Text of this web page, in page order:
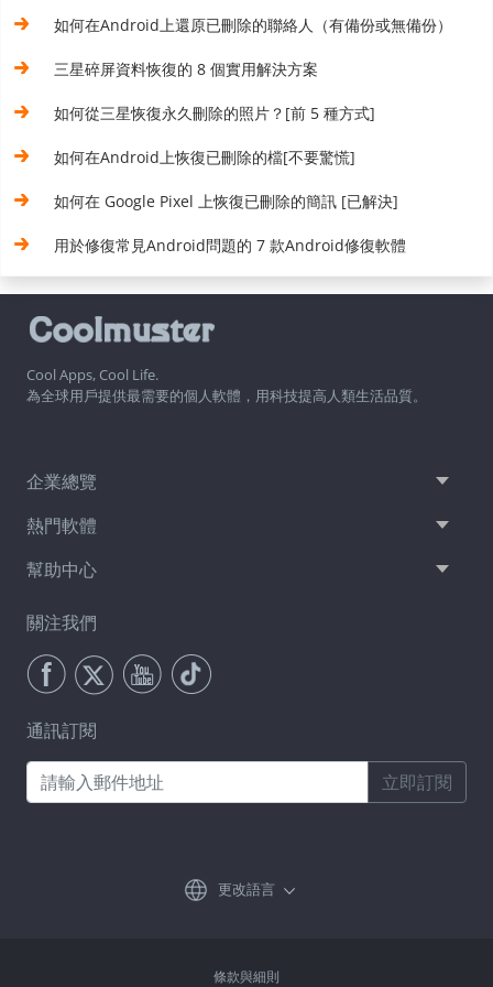
如何在Android上還原已刪除的聯絡人（有備份或無備份）
三星碎屏資料恢復的 8 個實用解決方案
如何從三星恢復永久刪除的照片？[前 5 種方式]
如何在Android上恢復已刪除的檔[不要驚慌]
如何在 Google Pixel 上恢復已刪除的簡訊 [已解決]
用於修復常見Android問題的 7 款Android修復軟體
Cool Apps, Cool Life.
為全球用戶提供最需要的個人軟體，用科技提高人類生活品質。
企業總覽
熱門軟體
幫助中心
關注我們
通訊訂閱
立即訂閱
更改語言
條款與細則